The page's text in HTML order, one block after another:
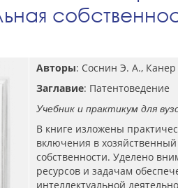
Авторы: Соснин Э. А.,
Заглавие: Патентоведение
Учебник и практикум для
В книге изложены
включения в
собственности. Уделено
ресурсов и задачам
интеллектуальной